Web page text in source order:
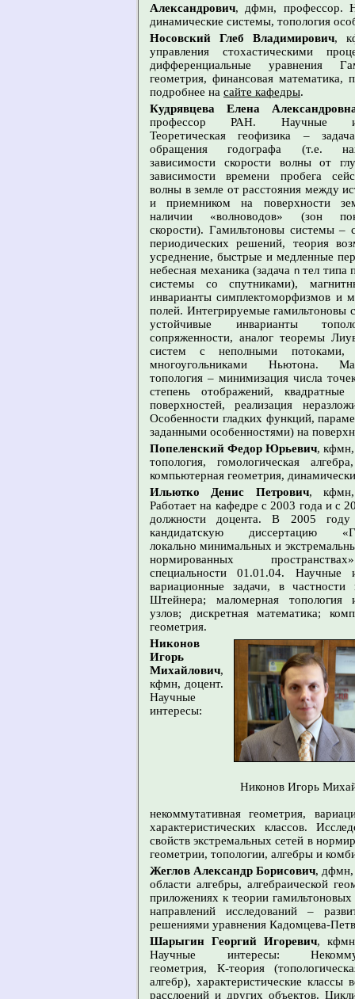
Александрович, дфмн, профессор.
динамические системы, топология
Носовский Глеб Владимирович,
управления стохастическими
дифференциальные уравнения
геометрия, финансовая математика,
подробнее на сайте кафедры.
Кудрявцева Елена
профессор РАН. Научные
Теоретическая геофизика –
обращения годографа (т.е.
зависимости скорости волны от
зависимости времени пробега
волны в земле от расстояния между
и приемником на поверхности
наличии «волноводов» (зон
скорости). Гамильтоновы системы –
периодических решений, теория
усреднение, быстрые и медленные
небесная механика (задача nтел типа
системы со спутниками),
инварианты симплектоморфизмов и
полей. Интегрируемые гамильтоновы
устойчивые инварианты
сопряженности, аналог теоремы
систем с неполными потоками,
многоугольниками Ньютона.
топология – минимизация числа
степень отображений,
поверхностей, реализация
Особенности гладких функций,
заданными особенностями) на
Попеленский Федор Юрьевич, кфмн,
топология, гомологическая
компьютерная геометрия,
Ильютко Денис Петрович, кфмн,
Работает на кафедре с 2003 года и с
должности доцента. В 2005 году
кандидатскую диссертацию
локально минимальных и
нормированных
специальности 01.01.04. Научные
вариационные задачи, в частности
Штейнера; маломерная топология
узлов; дискретная математика;
геометрия.
Никонов Игорь
Никонов
Игорь
Михайлович,
кфмн, доцент.
Научные
интересы:
некоммутативная геометрия,
характеристических классов.
свойств экстремальных сетей в
геометрии, топологии, алгебры и
Жеглов Александр Борисович, дфмн,
области алгебры, алгебраической
приложениях к теории
направлений исследований –
решениями уравнения Кадомцева-
Шарыгин Георгий Игоревич,
Научные интересы:
геометрия, К-теория
алгебр), характеристические классы
расслоений и других объектов.